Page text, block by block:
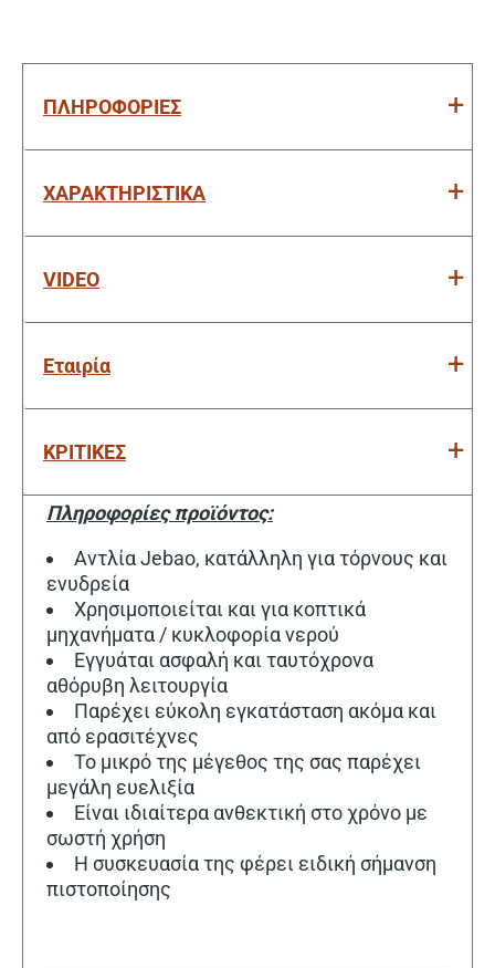
ΠΛΗΡΟΦΟΡΙΕΣ
ΧΑΡΑΚΤΗΡΙΣΤΙΚΑ
VIDEO
Εταιρία
ΚΡΙΤΙΚΕΣ
Πληροφορίες προϊόντος:
Αντλία Jebao, κατάλληλη για τόρνους και
ενυδρεία
Χρησιμοποιείται και για κοπτικά
μηχανήματα / κυκλοφορία νερού
Εγγυάται ασφαλή και ταυτόχρονα
αθόρυβη λειτουργία
Παρέχει εύκολη εγκατάσταση ακόμα και
από ερασιτέχνες
Το μικρό της μέγεθος της σας παρέχει
μεγάλη ευελιξία
Είναι ιδιαίτερα ανθεκτική στο χρόνο με
σωστή χρήση
Η συσκευασία της φέρει ειδική σήμανση
πιστοποίησης